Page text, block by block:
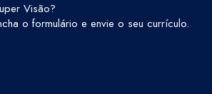
Visão?
o formulário e envie o seu currículo.